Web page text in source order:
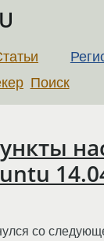
Поиск
со